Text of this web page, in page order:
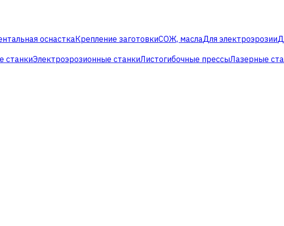
оснасткаКрепление заготовкиСОЖ, маслаДля электроэрозии
станкиЭлектроэрозионные станкиЛистогибочные прессыЛазерные